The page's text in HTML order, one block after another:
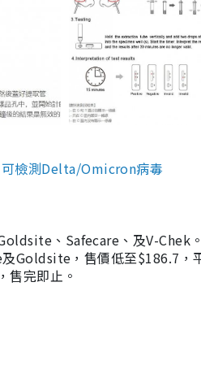
可檢測Delta/Omicron病毒
、Safecare、及V-Chek
Goldsite，售價低至$186.7，
售完即止。